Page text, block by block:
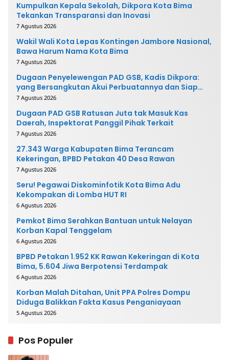
Kumpulkan Kepala Sekolah, Dikpora Kota Bima
Tekankan Transparansi dan Inovasi
7 Agustus 2026
Wakil Wali Kota Lepas Kontingen Jambore Nasional,
Bawa Harum Nama Kota Bima
7 Agustus 2026
Dugaan Penyelewengan PAD GSB, Kadis Dikpora:
yang Bersangkutan Akui Perbuatannya dan Siap
Mengembalikan Uang
7 Agustus 2026
Dugaan PAD GSB Ratusan Juta tak Masuk Kas
Daerah, Inspektorat Panggil Pihak Terkait
7 Agustus 2026
27.343 Warga Kabupaten Bima Terancam
Kekeringan, BPBD Petakan 40 Desa Rawan
7 Agustus 2026
Seru! Pegawai Diskominfotik Kota Bima Adu
Kekompakan di Lomba HUT RI
6 Agustus 2026
Pemkot Bima Serahkan Bantuan untuk Nelayan
Korban Kapal Tenggelam
6 Agustus 2026
BPBD Petakan 1.952 KK Rawan Kekeringan di Kota
Bima, 5.604 Jiwa Berpotensi Terdampak
6 Agustus 2026
Korban Malah Ditahan, Unit PPA Polres Dompu
Diduga Balikkan Fakta Kasus Penganiayaan
5 Agustus 2026
Pos Populer